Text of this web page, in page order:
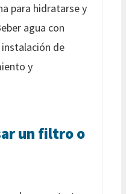
para hidratarse y
agua con
de
y
un filtro o